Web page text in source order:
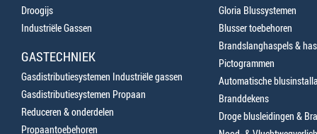
Droogijs
Industriële Gassen
GASTECHNIEK
Gasdistributiesystemen Industriële gassen
Gasdistributiesystemen Propaan
Reduceren & onderdelen
Propaantoebehoren
Gloria Blussystemen
Blusser toebehoren
Brandslanghaspels &
Pictogrammen
Automatische
Branddekens
Droge blusleidingen &